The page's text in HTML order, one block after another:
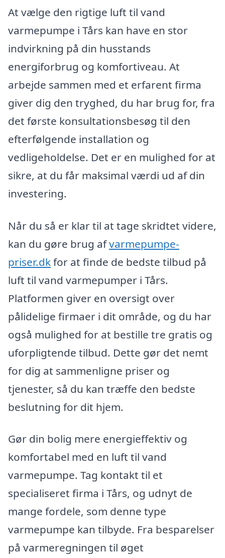
At vælge den rigtige luft til vand
varmepumpe i Tårs kan have en stor
indvirkning på din husstands
energiforbrug og komfortiveau. At
arbejde sammen med et erfarent firma
giver dig den tryghed, du har brug for, fra
det første konsultationsbesøg til den
efterfølgende installation og
vedligeholdelse. Det er en mulighed for at
sikre, at du får maksimal værdi ud af din
investering.
Når du så er klar til at tage skridtet videre,
kan du gøre brug afvarmepumpe-
priser.dkfor at finde de bedste tilbud på
luft til vand varmepumper i Tårs.
Platformen giver en oversigt over
pålidelige firmaer i dit område, og du har
også mulighed for at bestille tre gratis og
uforpligtende tilbud. Dette gør det nemt
for dig at sammenligne priser og
tjenester, så du kan træffe den bedste
beslutning for dit hjem.
Gør din bolig mere energieffektiv og
komfortabel med en luft til vand
varmepumpe. Tag kontakt til et
specialiseret firma i Tårs, og udnyt de
mange fordele, som denne type
varmepumpe kan tilbyde. Fra besparelser
på varmeregningen til øget